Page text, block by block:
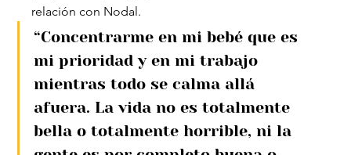
relación con Nodal.
“Concentrarme en mi bebé que es
mi prioridad y en mi trabajo
mientras todo se calma allá
afuera. La vida no es totalmente
bella o totalmente horrible, ni la